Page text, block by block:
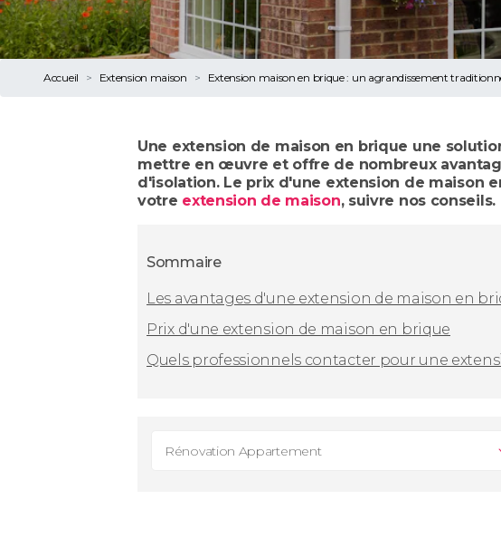
Accueil Extension maison Extension maison en brique : un agrandissement
Une extension de maison en brique une
mettre en œuvre et offre de nombreux
d'isolation. Le prix d'une extension de maison
votre extension de maison, suivre nos conseils.
Sommaire
Les avantages d'une extension de maison en
Prix d'une extension de maison en brique
Quels professionnels contacter pour une
Rénovation Appartement